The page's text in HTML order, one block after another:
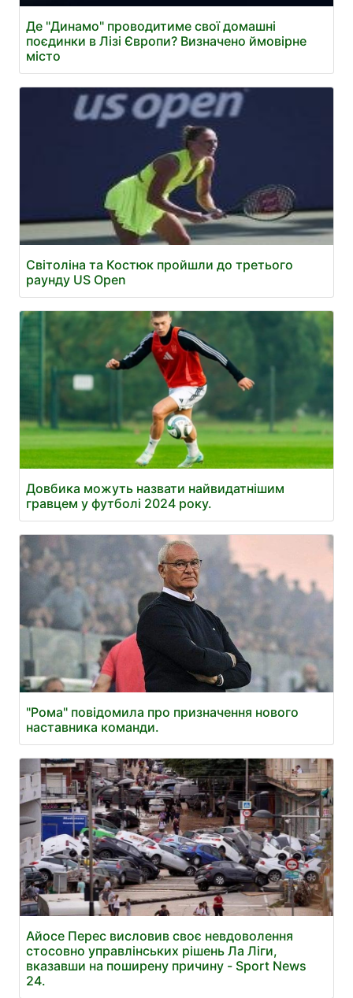
Де "Динамо" проводитиме свої домашні
поєдинки в Лізі Європи? Визначено ймовірне
місто
Світоліна та Костюк пройшли до третього
раунду US Open
Довбика можуть назвати найвидатнішим
гравцем у футболі 2024 року.
"Рома" повідомила про призначення нового
наставника команди.
Айосе Перес висловив своє невдоволення
стосовно управлінських рішень Ла Ліги,
вказавши на поширену причину - Sport News
24.